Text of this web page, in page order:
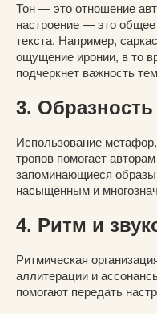
Тон — это отношение
настроение — это
текста. Например,
ощущение иронии, в то
подчеркнет важность
3.
Использование
тропов помогает
запоминающиеся
насыщенным и
4. Ритм и
Ритмическая
аллитерации и
помогают передать